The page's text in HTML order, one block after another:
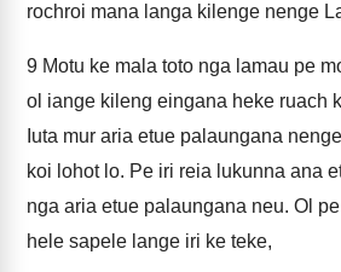
rochroi mana langa kilenge nenge
9 Motu ke mala toto nga lamau pe
ol iange kileng eingana heke ruach
Iuta mur aria etue palaungana
koi lohot lo. Pe iri reia lukunna ana
nga aria etue palaungana neu. Ol
hele sapele lange iri ke teke,